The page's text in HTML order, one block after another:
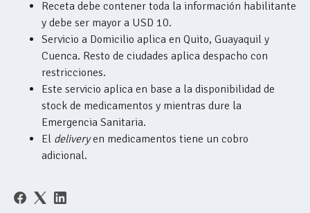
Receta debe contener toda la información habilitante
y debe ser mayor a USD 10.
Servicio a Domicilio aplica en Quito, Guayaquil y
Cuenca. Resto de ciudades aplica despacho con
restricciones.
Este servicio aplica en base a la disponibilidad de
stock de medicamentos y mientras dure la
Emergencia Sanitaria.
El deliveryen medicamentos tiene un cobro
adicional.